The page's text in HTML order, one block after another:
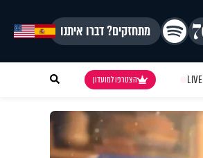
מתחזקים? דברו איתנו
LIVE הצטרפו למועדון